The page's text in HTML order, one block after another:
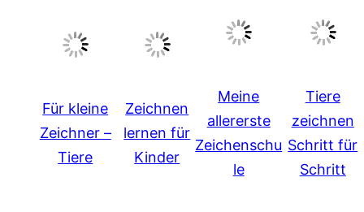
Für kleine
Zeichner –
Tiere
Zeichnen
lernen für
Kinder
Meine
allererste
Zeichenschu
le
Tiere
zeichnen
Schritt für
Schritt